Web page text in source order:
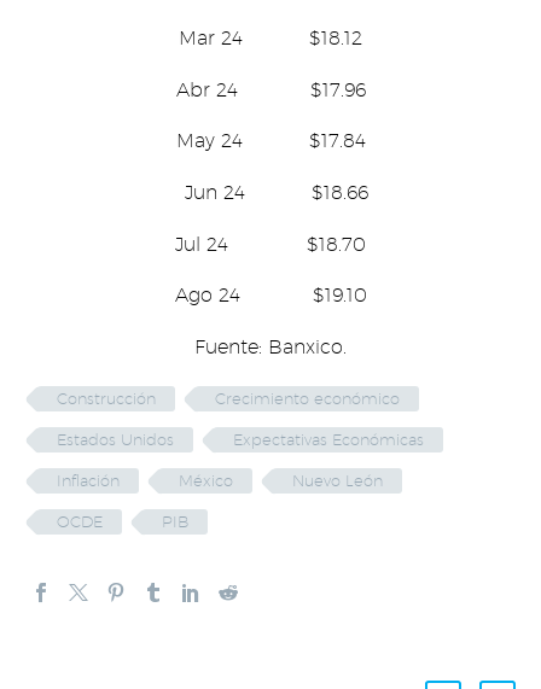
Mar 24 $18.12
Abr 24 $17.96
May 24 $17.84
Jun 24 $18.66
Jul 24 $18.70
Ago 24 $19.10
Fuente: Banxico.
Construcción Crecimiento económico
Estados Unidos Expectativas Económicas
Inflación México Nuevo León
OCDE PIB